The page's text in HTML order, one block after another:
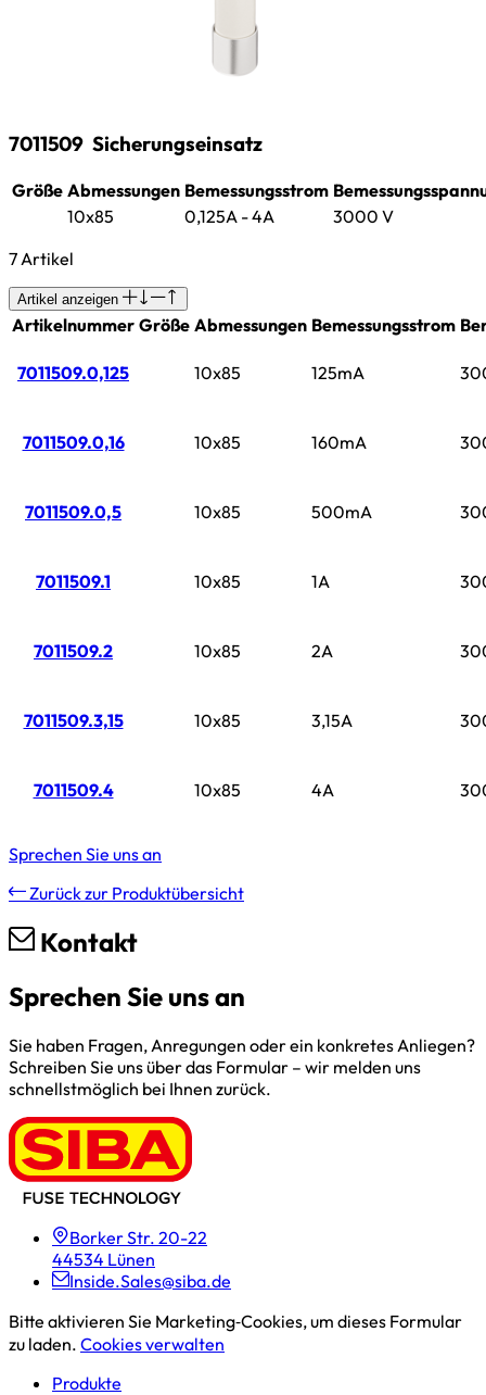
7011509 Sicherungseinsatz
Größe Abmessungen Bemessungsstrom
10x85
0,125A - 4A
3000 V
7 Artikel
Artikel anzeigen
Artikelnummer Größe Abmessungen Bemessungsstrom
7011509.0,125 10x85 125mA
7011509.0,16 10x85 160mA
7011509.0,5 10x85 500mA
7011509.1 10x85 1A
7011509.2 10x85 2A
7011509.3,15 10x85 3,15A
7011509.4 10x85 4A
Sprechen Sie uns an
Zurück zur Produktübersicht
Kontakt
Sprechen Sie uns an
Sie haben Fragen, Anregungen oder ein konkretes Anliegen?
Schreiben Sie uns über das Formular – wir melden uns
schnellstmöglich bei Ihnen zurück.
Borker Str. 20-22
44534 Lünen
Inside.Sales@siba.de
Bitte aktivieren Sie Marketing‑Cookies, um dieses Formular
zu laden. Cookies verwalten
Produkte